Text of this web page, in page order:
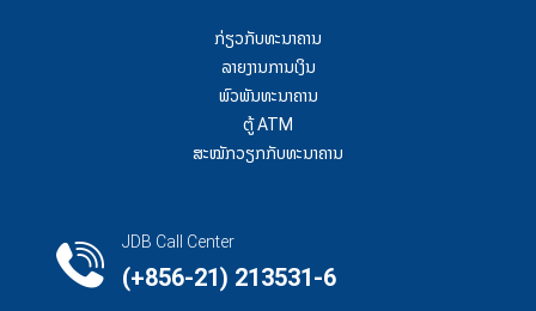
ກ່ຽວກັບທະນາຄານ
ລາຍງານການເງິນ
ພົວພັນທະນາຄານ
ຕູ້ ATM
ສະໝັກວຽກກັບທະນາຄານ
JDB Call Center
(+856-21) 213531-6